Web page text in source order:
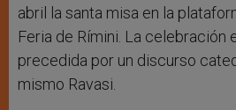
abril la santa misa en la
Feria de Rímini. La celebración
precedida por un discurso
mismo Ravasi.